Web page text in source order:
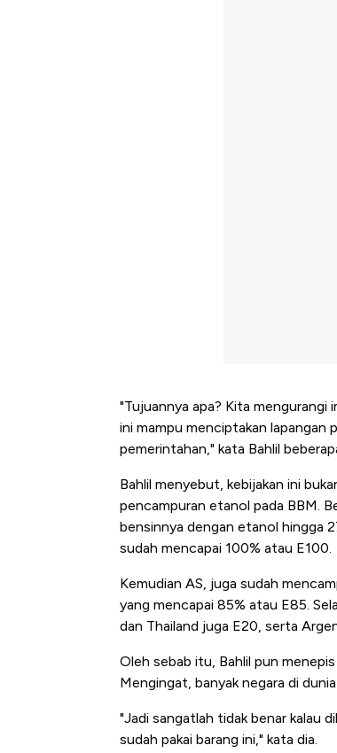
"Tujuannya apa? Kita mengurangi
ini mampu menciptakan lapangan
pemerintahan," kata Bahlil
Bahlil menyebut, kebijakan ini
pencampuran etanol pada BBM.
bensinnya dengan etanol hingga
sudah mencapai 100% atau E100.
Kemudian AS, juga sudah
yang mencapai 85% atau E85.
dan Thailand juga E20, serta
Oleh sebab itu, Bahlil pun
Mengingat, banyak negara di
"Jadi sangatlah tidak benar kalau
sudah pakai barang ini," kata dia.
Kongo Tutup Keran